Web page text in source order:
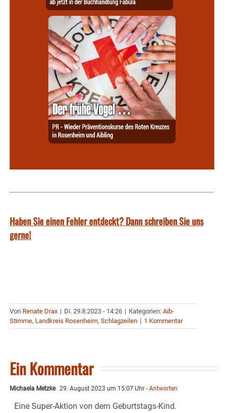
Haben Sie einen Fehler entdeckt? Dann schreiben Sie uns
gerne!
Von Renate Drax | Di. 29.8.2023 - 14:26 | Kategorien: Aib-
Stimme, Landkreis Rosenheim, Schlagzeilen | 1 Kommentar
Ein Kommentar
Michaela Metzke 29. August 2023 um 15:07 Uhr - Antworten
Eine Super-Aktion von dem Geburtstags-Kind.